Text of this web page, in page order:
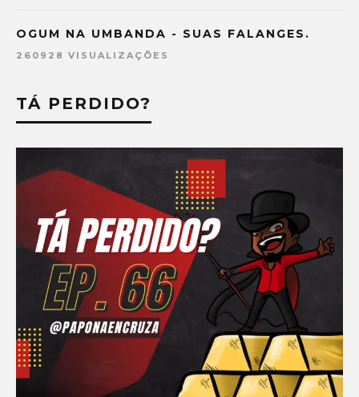
OGUM NA UMBANDA - SUAS FALANGES.
260928 VISUALIZAÇÕES
TÁ PERDIDO?